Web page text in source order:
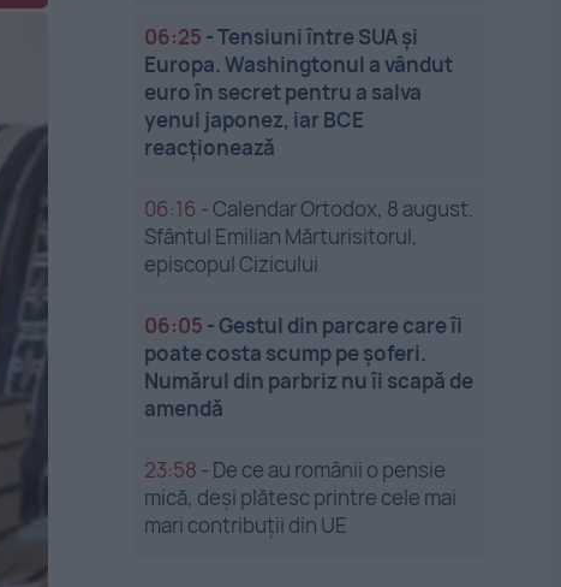
06:25 -Tensiuni între SUA și
Europa. Washingtonul a vândut
euro în secret pentru a salva
yenul japonez, iar BCE
reacționează
06:16 -Calendar Ortodox, 8 august.
Sfântul Emilian Mărturisitorul,
episcopul Cizicului
06:05 -Gestul din parcare care îi
poate costa scump pe șoferi.
Numărul din parbriz nu îi scapă de
amendă
23:58 - De ce au românii o pensie
mică, deși plătesc printre cele mai
mari contribuții din UE